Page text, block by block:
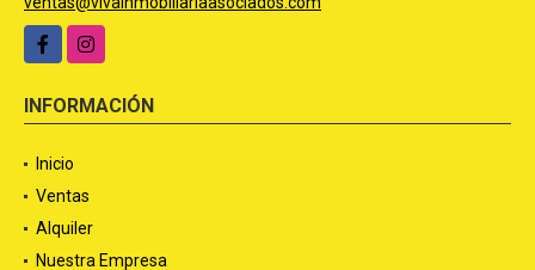
EMAIL
ventas@vivainmobiliariaasociados.com
FacebookInstagram
Inicio
Ventas
Alquiler